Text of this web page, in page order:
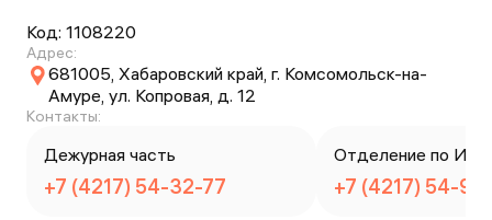
Код: 1108220
Адрес:
681005, Хабаровский край, г. Комсомольск-на-
Амуре, ул. Копровая, д. 12
Контакты:
Дежурная часть
+7 (4217) 54-32-77
Отделение по ИАЗ
+7 (4217) 54-